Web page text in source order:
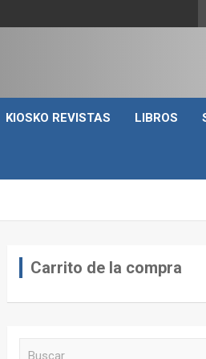
KIOSKO REVISTAS LIBROS
Carrito de la compra